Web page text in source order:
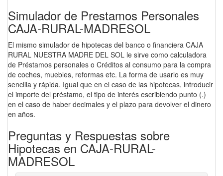
Simulador de Prestamos Personales
CAJA-RURAL-MADRESOL
El mismo simulador de hipotecas del banco o financiera CAJA
RURAL NUESTRA MADRE DEL SOL le sirve como calculadora
de Préstamos personales o Créditos al consumo para la compra
de coches, muebles, reformas etc. La forma de usarlo es muy
sencilla y rápida. Igual que en el caso de las hipotecas, introducir
el importe del préstamo, el tipo de interés escribiendo punto (.)
en el caso de haber decimales y el plazo para devolver el dinero
en años.
Preguntas y Respuestas sobre
Hipotecas en CAJA-RURAL-
MADRESOL